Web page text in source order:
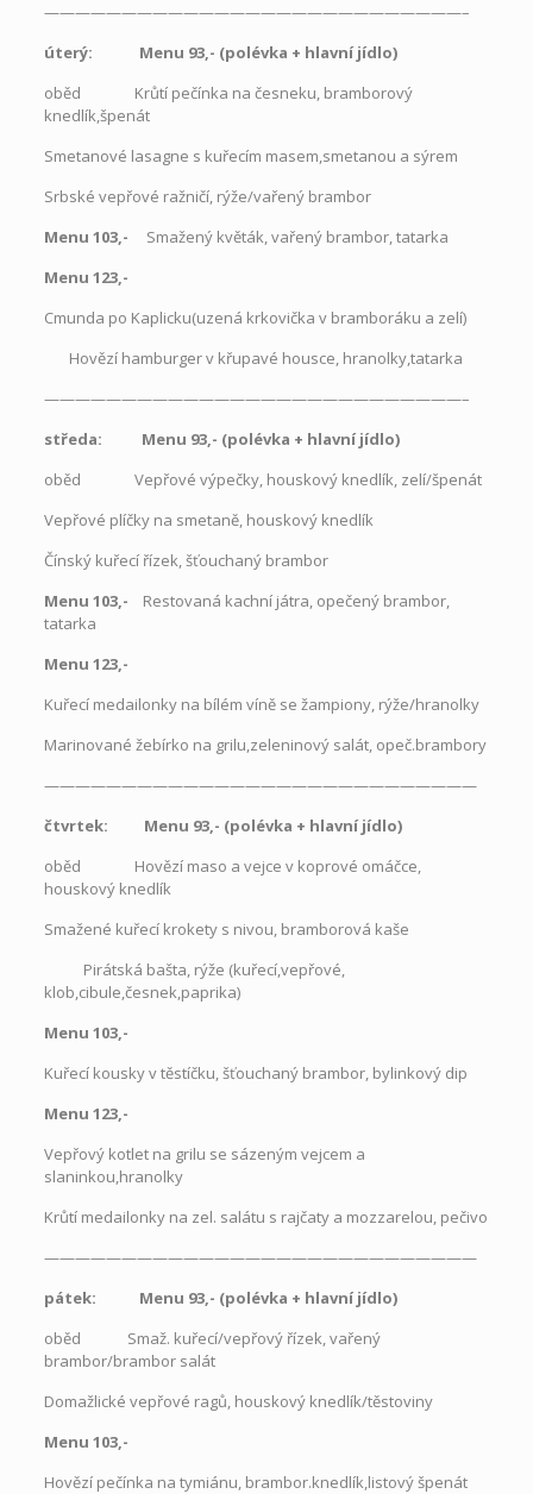
———————————————————————————–
úterý: Menu 93,- (polévka + hlavní jídlo)
oběd Krůtí pečínka na česneku, bramborový
knedlík,špenát
Smetanové lasagne s kuřecím masem,smetanou a sýrem
Srbské vepřové ražničí, rýže/vařený brambor
Menu 103,- Smažený květák, vařený brambor, tatarka
Menu 123,-
Cmunda po Kaplicku(uzená krkovička v bramboráku a zelí)
Hovězí hamburger v křupavé housce, hranolky,tatarka
———————————————————————————–
středa: Menu 93,- (polévka + hlavní jídlo)
oběd
Vepřové výpečky, houskový knedlík, zelí/špenát
Vepřové plíčky na smetaně, houskový knedlík
Čínský kuřecí řízek, šťouchaný brambor
Menu 103,- Restovaná kachní játra, opečený brambor,
tatarka
Menu 123,-
Kuřecí medailonky na bílém víně se žampiony, rýže/hranolky
Marinované žebírko na grilu,zeleninový salát, opeč.brambory
————————————————————————————
čtvrtek: Menu 93,- (polévka + hlavní jídlo)
oběd
Hovězí maso a vejce v koprové omáčce,
houskový knedlík
Smažené kuřecí krokety s nivou, bramborová kaše
Pirátská bašta, rýže (kuřecí,vepřové,
klob,cibule,česnek,paprika)
Menu 103,-
Kuřecí kousky v těstíčku, šťouchaný brambor, bylinkový dip
Menu 123,-
Vepřový kotlet na grilu se sázeným vejcem a
slaninkou,hranolky
Krůtí medailonky na zel. salátu s rajčaty a mozzarelou, pečivo
————————————————————————————
pátek: Menu 93,- (polévka + hlavní jídlo)
oběd Smaž. kuřecí/vepřový řízek, vařený
brambor/brambor salát
Domažlické vepřové ragů, houskový knedlík/těstoviny
Menu 103,-
Hovězí pečínka na tymiánu, brambor.knedlík,listový špenát